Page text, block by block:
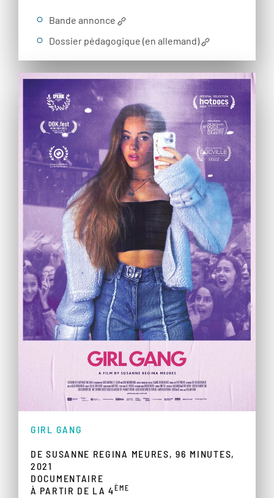
Bande annonce
Dossier pédagogique (en allemand)
GIRL GANG
DE SUSANNE REGINA MEURES, 96 MINUTES,
2021
DOCUMENTAIRE
À PARTIR DE LA 4ÈME